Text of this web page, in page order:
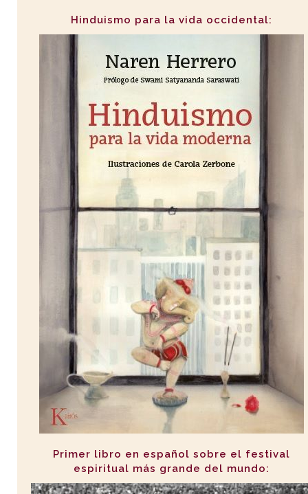
Hinduismo para la vida occidental:
Primer libro en español sobre el festival
espiritual más grande del mundo: